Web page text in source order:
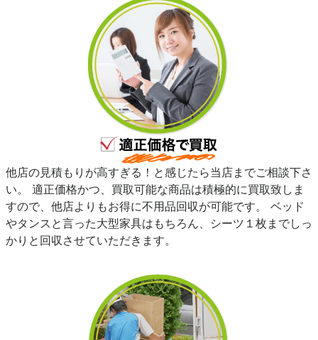
他店の見積もりが高すぎる！と感じたら当店までご相談下さ
い。 適正価格かつ、買取可能な商品は積極的に買取致しま
すので、他店よりもお得に不用品回収が可能です。 ベッド
やタンスと言った大型家具はもちろん、シーツ１枚までしっ
かりと回収させていただきます。